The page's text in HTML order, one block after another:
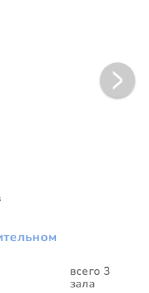
всего 3
зала